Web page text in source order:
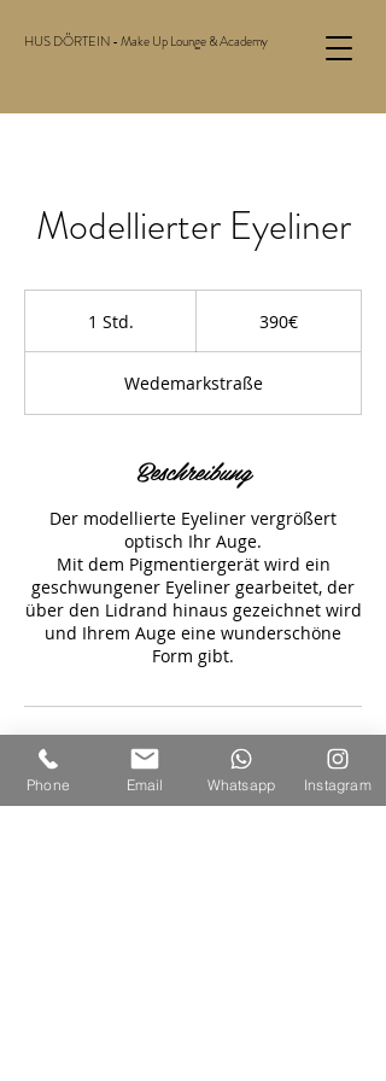
HUS DÖRTEIN - Make Up Lounge & Academy
Modellierter Eyeliner
1 Std.
d
390€
Wedemarkstraße
Beschreibung
Der modellierte Eyeliner vergrößert
optisch Ihr Auge.
Mit dem Pigmentiergerät wird ein
geschwungener Eyeliner gearbeitet, der
über den Lidrand hinaus gezeichnet wird
und Ihrem Auge eine wunderschöne
Form gibt.
Kontaktangaben
Wedemarkstraße 13, 30900 Wedemark,
Phone Email Whatsapp Instagram